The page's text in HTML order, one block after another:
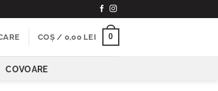
COȘ / 0,00 LEI 0
COVOARE